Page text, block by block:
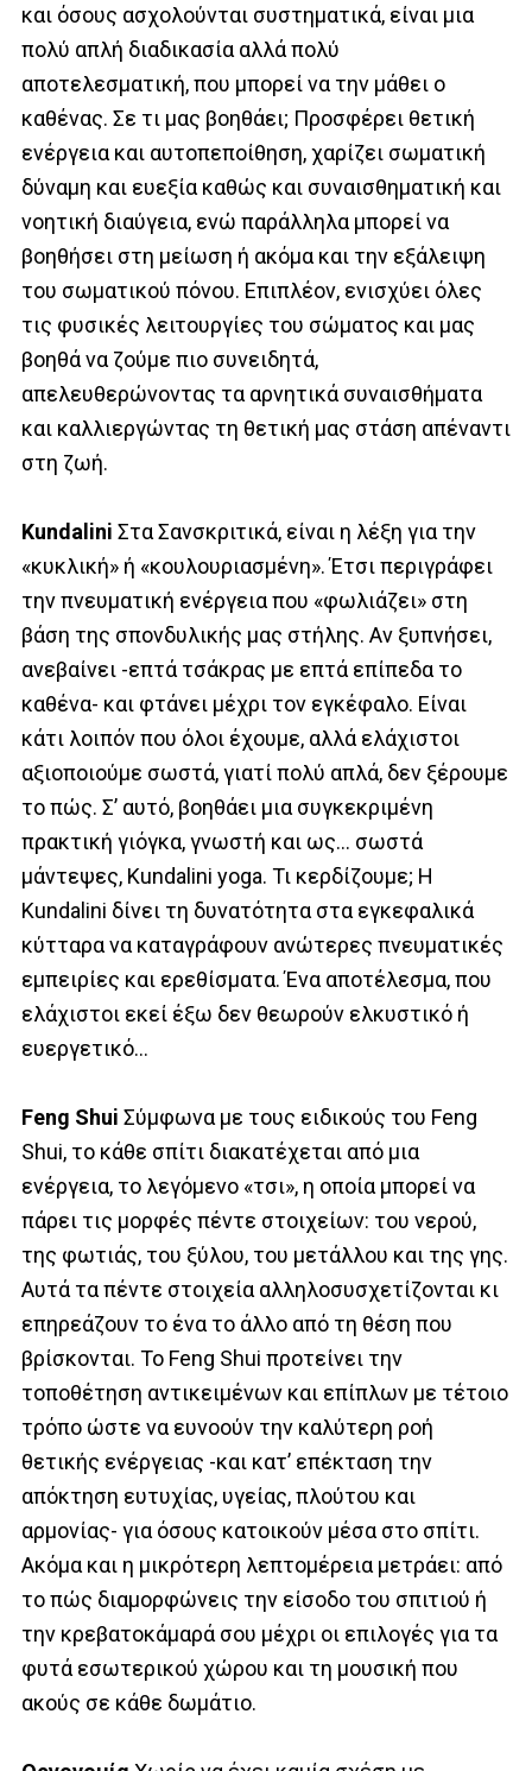
και όσους ασχολούνται συστηματικά, είναι μια
πολύ απλή διαδικασία αλλά πολύ
αποτελεσματική, που μπορεί να την μάθει ο
καθένας. Σε τι μας βοηθάει; Προσφέρει θετική
ενέργεια και αυτοπεποίθηση, χαρίζει σωματική
δύναμη και ευεξία καθώς και συναισθηματική και
νοητική διαύγεια, ενώ παράλληλα μπορεί να
βοηθήσει στη μείωση ή ακόμα και την εξάλειψη
του σωματικού πόνου. Επιπλέον, ενισχύει όλες
τις φυσικές λειτουργίες του σώματος και μας
βοηθά να ζούμε πιο συνειδητά,
απελευθερώνοντας τα αρνητικά συναισθήματα
και καλλιεργώντας τη θετική μας στάση απέναντι
στη ζωή.
Kundalini Στα Σανσκριτικά, είναι η λέξη για την
«κυκλική» ή «κουλουριασμένη». Έτσι περιγράφει
την πνευματική ενέργεια που «φωλιάζει» στη
βάση της σπονδυλικής μας στήλης. Αν ξυπνήσει,
ανεβαίνει -επτά τσάκρας με επτά επίπεδα το
καθένα- και φτάνει μέχρι τον εγκέφαλο. Είναι
κάτι λοιπόν που όλοι έχουμε, αλλά ελάχιστοι
αξιοποιούμε σωστά, γιατί πολύ απλά, δεν ξέρουμε
το πώς. Σ’ αυτό, βοηθάει μια συγκεκριμένη
πρακτική γιόγκα, γνωστή και ως… σωστά
μάντεψες, Kundalini yoga. Τι κερδίζουμε; Η
Kundalini δίνει τη δυνατότητα στα εγκεφαλικά
κύτταρα να καταγράφουν ανώτερες πνευματικές
εμπειρίες και ερεθίσματα. Ένα αποτέλεσμα, που
ελάχιστοι εκεί έξω δεν θεωρούν ελκυστικό ή
ευεργετικό…
Feng Shui Σύμφωνα με τους ειδικούς του Feng
Shui, το κάθε σπίτι διακατέχεται από μια
ενέργεια, το λεγόμενο «τσι», η οποία μπορεί να
πάρει τις μορφές πέντε στοιχείων: του νερού,
της φωτιάς, του ξύλου, του μετάλλου και της γης.
Αυτά τα πέντε στοιχεία αλληλοσυσχετίζονται κι
επηρεάζουν το ένα το άλλο από τη θέση που
βρίσκονται. Το Feng Shui προτείνει την
τοποθέτηση αντικειμένων και επίπλων με τέτοιο
τρόπο ώστε να ευνοούν την καλύτερη ροή
θετικής ενέργειας -και κατ’ επέκταση την
απόκτηση ευτυχίας, υγείας, πλούτου και
αρμονίας- για όσους κατοικούν μέσα στο σπίτι.
Ακόμα και η μικρότερη λεπτομέρεια μετράει: από
το πώς διαμορφώνεις την είσοδο του σπιτιού ή
την κρεβατοκάμαρά σου μέχρι οι επιλογές για τα
φυτά εσωτερικού χώρου και τη μουσική που
ακούς σε κάθε δωμάτιο.